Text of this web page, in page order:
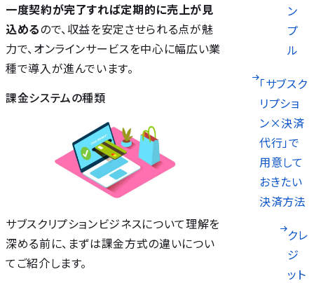
ン
プ
ル
「サブスク
リプショ
ン×決済
代行」で
用意して
おきたい
決済方法
クレ
ジ
ット
一度契約が完了すれば定期的に売上が見
込めるので、収益を安定させられる点が魅
力で、オンラインサービスを中心に幅広い業
種で導入が進んでいます。
課金システムの種類
サブスクリプションビジネスについて理解を
深める前に、まずは課金方式の違いについ
てご紹介します。